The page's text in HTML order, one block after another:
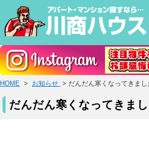
HOME > お知らせ > だんだん寒くなってきまし
だんだん寒くなってきまし